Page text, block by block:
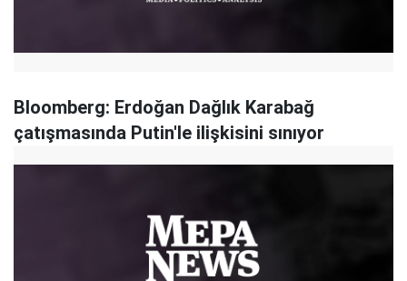
Bloomberg: Erdoğan Dağlık Karabağ
çatışmasında Putin'le ilişkisini sınıyor